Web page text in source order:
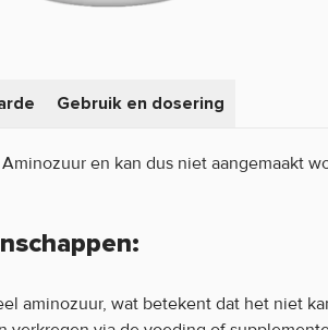
Gebruik en dosering
en kan dus niet aangemaakt
aminozuur, wat betekent dat het niet